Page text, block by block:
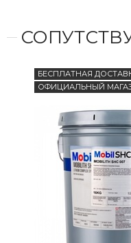
БЕСПЛАТНАЯ
ОФИЦИАЛЬНЫЙ